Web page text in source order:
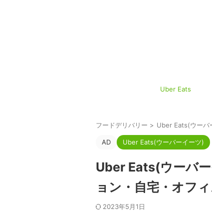
Uber Eats
フードデリバリー > Uber Eats(ウーバ
AD Uber Eats(ウーバーイーツ)
Uber Eats(ウーバ
ョン・自宅・オフィ
2023年5月1日